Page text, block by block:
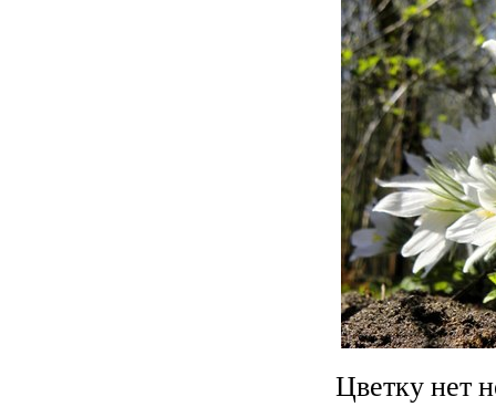
Цветку нет